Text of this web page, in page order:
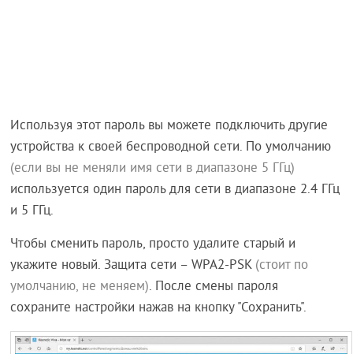
Используя этот пароль вы можете подключить другие
устройства к своей беспроводной сети. По умолчанию
(если вы не меняли имя сети в диапазоне 5 ГГц)
используется один пароль для сети в диапазоне 2.4 ГГц
и 5 ГГц.
Чтобы сменить пароль, просто удалите старый и
укажите новый. Защита сети – WPA2-PSK (стоит по
умолчанию, не меняем). После смены пароля
сохраните настройки нажав на кнопку "Сохранить".